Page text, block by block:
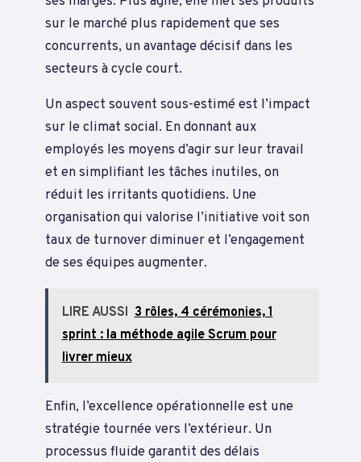
sur le marché plus rapidement que ses
concurrents, un avantage décisif dans les
secteurs à cycle court.
Un aspect souvent sous-estimé est l’impact
sur le climat social. En donnant aux
employés les moyens d’agir sur leur travail
et en simplifiant les tâches inutiles, on
réduit les irritants quotidiens. Une
organisation qui valorise l’initiative voit son
taux de turnover diminuer et l’engagement
de ses équipes augmenter.
LIRE AUSSI 3 rôles, 4 cérémonies, 1
sprint : la méthode agile Scrum pour
livrer mieux
Enfin, l’excellence opérationnelle est une
stratégie tournée vers l’extérieur. Un
processus fluide garantit des délais